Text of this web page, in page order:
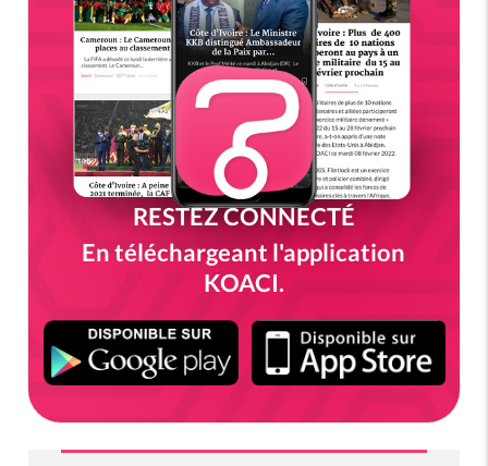
RESTEZ CONNECTÉ
En téléchargeant l'application
KOACI.